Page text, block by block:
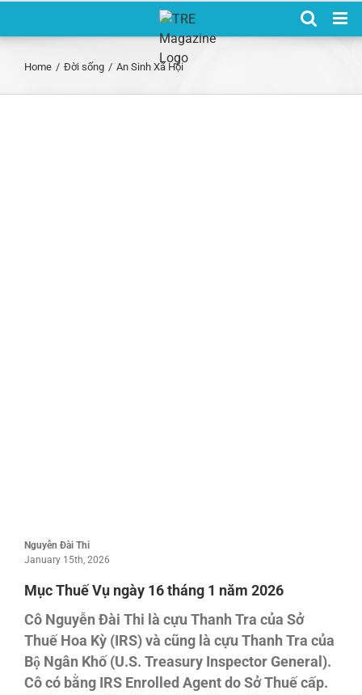
Home / Đời sống / An Sinh Xã Hội
Nguyễn Đài Thi
January 15th, 2026
Mục Thuế Vụ ngày 16 tháng 1 năm 2026
Cô Nguyễn Đài Thi là cựu Thanh Tra của Sở
Thuế Hoa Kỳ (IRS) và cũng là cựu Thanh Tra của
Bộ Ngân Khố (U.S. Treasury Inspector General).
Cô có bằng IRS Enrolled Agent do Sở Thuế cấp.